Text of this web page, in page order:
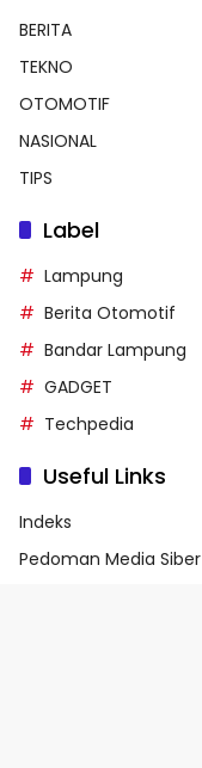
BERITA
TEKNO
OTOMOTIF
NASIONAL
TIPS
Label
Lampung
Berita Otomotif
Bandar Lampung
GADGET
Techpedia
Useful Links
Indeks
Pedoman Media Siber